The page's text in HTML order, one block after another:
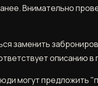
Внимательно
заменить
описанию
могут предложить